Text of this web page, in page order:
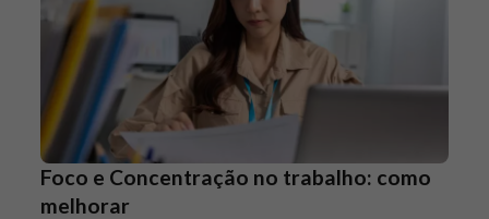
Foco e Concentração no trabalho: como
melhorar